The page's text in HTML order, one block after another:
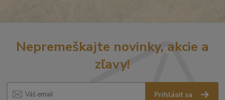
Nepremeškajte novinky, akcie a
zľavy!
Prihlásiť sa